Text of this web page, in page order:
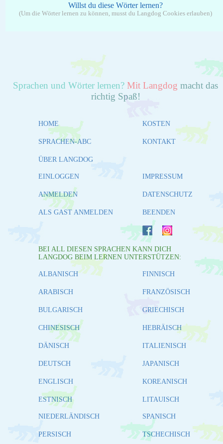
Willst du diese Wörter lernen?
(Um die Wörter lernen zu können, musst du Langdog Cookies erlauben)
Sprachen und Wörter lernen? Mit Langdog macht das
richtig Spaß!
HOME
SPRACHEN-ABC
ÜBER LANGDOG
KOSTEN
KONTAKT
EINLOGGEN
ANMELDEN
ALS GAST ANMELDEN
IMPRESSUM
DATENSCHUTZ
BEENDEN
BEI ALL DIESEN SPRACHEN KANN DICH
LANGDOG BEIM LERNEN UNTERSTÜTZEN:
ALBANISCH
ARABISCH
BULGARISCH
CHINESISCH
DÄNISCH
DEUTSCH
ENGLISCH
ESTNISCH
FINNISCH
FRANZÖSISCH
GRIECHISCH
HEBRÄISCH
ITALIENISCH
JAPANISCH
KOREANISCH
LITAUISCH
NIEDERLÄNDISCH
PERSISCH
SPANISCH
TSCHECHISCH